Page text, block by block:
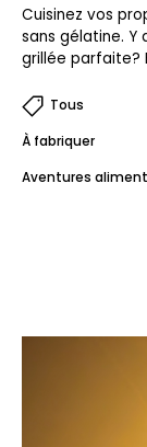
Cuisinez vos
sans gélatine. Y
grillée parfaite?
Tous
À fabriquer
Aventures